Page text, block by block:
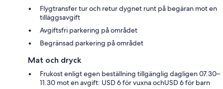
Flygtransfer tur och retur dygnet runt på begäran mot en
tilläggsavgift
Avgiftsfri parkering på området
Begränsad parkering på området
Mat och dryck
Frukost enligt egen beställning tillgänglig dagligen 07.30–
11.30 mot en avgift: USD 6 för vuxna ochUSD 6 för barn